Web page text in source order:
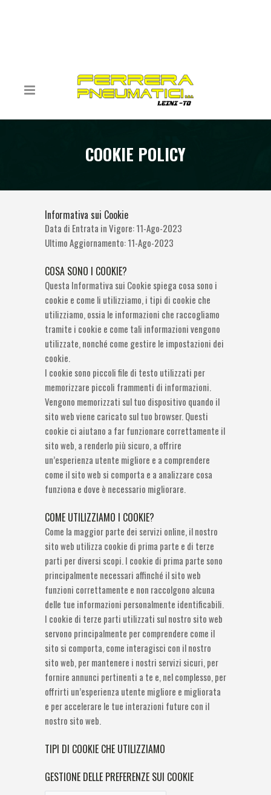
COOKIE POLICY
Informativa sui Cookie
Data di Entrata in Vigore: 11-Ago-2023
Ultimo Aggiornamento: 11-Ago-2023
COSA SONO I COOKIE?
Questa Informativa sui Cookie spiega cosa sono i
cookie e come li utilizziamo, i tipi di cookie che
utilizziamo, ossia le informazioni che raccogliamo
tramite i cookie e come tali informazioni vengono
utilizzate, nonché come gestire le impostazioni dei
cookie.
I cookie sono piccoli file di testo utilizzati per
memorizzare piccoli frammenti di informazioni.
Vengono memorizzati sul tuo dispositivo quando il
sito web viene caricato sul tuo browser. Questi
cookie ci aiutano a far funzionare correttamente il
sito web, a renderlo più sicuro, a offrire
un’esperienza utente migliore e a comprendere
come il sito web si comporta e a analizzare cosa
funziona e dove è necessario migliorare.
COME UTILIZZIAMO I COOKIE?
Come la maggior parte dei servizi online, il nostro
sito web utilizza cookie di prima parte e di terze
parti per diversi scopi. I cookie di prima parte sono
principalmente necessari affinché il sito web
funzioni correttamente e non raccolgono alcuna
delle tue informazioni personalmente identificabili.
I cookie di terze parti utilizzati sul nostro sito web
servono principalmente per comprendere come il
sito si comporta, come interagisci con il nostro
sito web, per mantenere i nostri servizi sicuri, per
fornire annunci pertinenti a te e, nel complesso, per
offrirti un’esperienza utente migliore e migliorata
e per accelerare le tue interazioni future con il
nostro sito web.
TIPI DI COOKIE CHE UTILIZZIAMO
GESTIONE DELLE PREFERENZE SUI COOKIE